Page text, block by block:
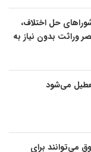
حل اختلاف،
وراثت بدون نیاز به
می‌شود
می‌توانند برای